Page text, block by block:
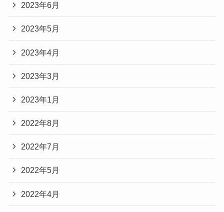
2023年6月
2023年5月
2023年4月
2023年3月
2023年1月
2022年8月
2022年7月
2022年5月
2022年4月